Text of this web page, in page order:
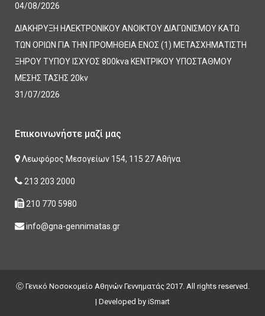
04/08/2026
ΔΙΑΚΗΡΥΞΗ ΗΛΕΚΤΡΟΝΙΚΟΥ ΑΝΟΙΚΤΟΥ ΔΙΑΓΩΝΙΣΜΟΥ ΚΑΤΩ
ΤΩΝ ΟΡΙΩΝ ΓΙΑ ΤΗΝ ΠΡΟΜΗΘΕΙΑ ΕΝΟΣ (1) ΜΕΤΑΣΧΗΜΑΤΙΣΤΗ
ΞΗΡΟΥ ΤΥΠΟΥ ΙΣΧΥΟΣ 800kva ΚΕΝΤΡΙΚΟΥ ΥΠΟΣΤΑΘΜΟΥ
ΜΕΣΗΣ ΤΑΣΗΣ 20kv
31/07/2026
Επικοινωνήστε μαζί μας
Λεωφόρος Μεσογείων 154, 115 27 Αθήνα
213 203 2000
210 770 5980
info@gna-gennimatas.gr
Ⓒ Γενικό Νοσοκομείο Αθηνών Γεννηματάς 2017. All rights reserved.
| Developed by iSmart